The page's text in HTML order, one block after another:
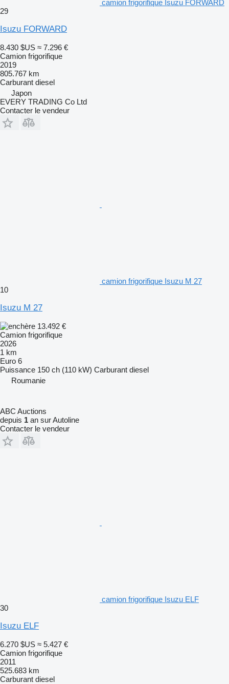
camion frigorifique Isuzu FORWARD
29
Isuzu FORWARD
8.430 $US ≈ 7.296 €
Camion frigorifique
2019
805.767 km
Carburant diesel
Japon
EVERY TRADING Co Ltd
Contacter le vendeur
camion frigorifique Isuzu M 27
10
Isuzu M 27
13.492 €
Camion frigorifique
2026
1 km
Euro 6
Puissance 150 ch (110 kW) Carburant diesel
Roumanie
ABC Auctions
depuis 1 an sur Autoline
Contacter le vendeur
camion frigorifique Isuzu ELF
30
Isuzu ELF
6.270 $US ≈ 5.427 €
Camion frigorifique
2011
525.683 km
Carburant diesel